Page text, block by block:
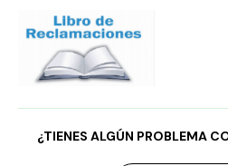
¿TIENES ALGÚN PROBLEMA